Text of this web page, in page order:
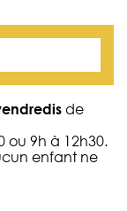
de
ou 9h à 12h30.
enfant ne